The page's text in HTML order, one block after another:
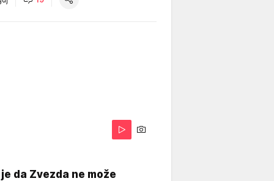
da Zvezda ne može